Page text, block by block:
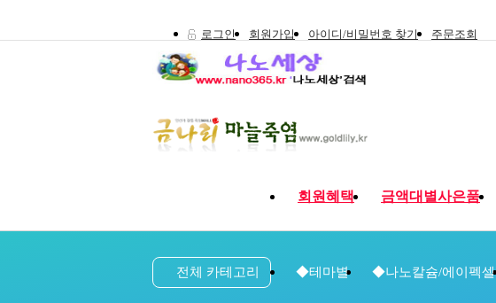
로그인 회원가입 아이디/비밀번호 찾기 주문조회
회원혜택 금액대별사은품
전체 카테고리 ◆테마별 ◆나노칼슘/에이펙셀